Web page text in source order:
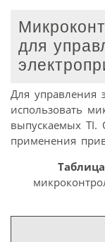
для
Для управления
использовать
выпускаемых TI.
применения